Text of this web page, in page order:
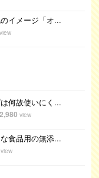
イメージ「オ...
view
何故使いにく...
view
食品用の無添...
view